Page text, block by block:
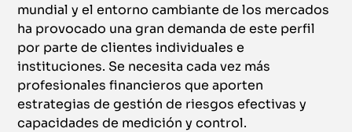
mundial y el entorno cambiante de los mercados
ha provocado una gran demanda de este perfil
por parte de clientes individuales e
instituciones. Se necesita cada vez más
profesionales financieros que aporten
estrategias de gestión de riesgos efectivas y
capacidades de medición y control.